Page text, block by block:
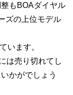
もBOAダイヤル
ズの上位モデル
います。
は売り切れてし
かがでしょう